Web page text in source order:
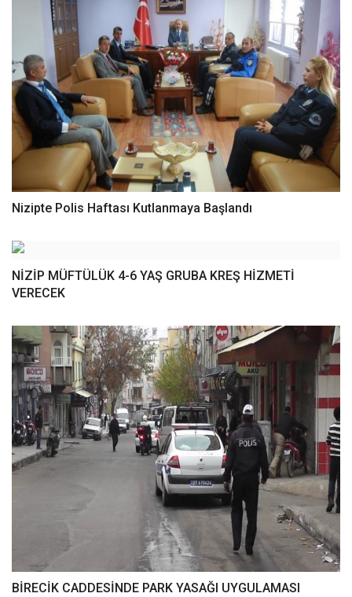
Nizipte Polis Haftası Kutlanmaya Başlandı
NİZİP MÜFTÜLÜK 4-6 YAŞ GRUBA KREŞ HİZMETİ
VERECEK
BİRECİK CADDESİNDE PARK YASAĞI UYGULAMASI